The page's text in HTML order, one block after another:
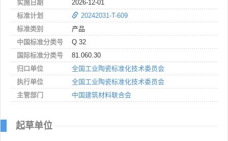
实施日期
2026-12-01
标准计划
20242031-T-609
标准类别
产品
中国标准分类号
Q 32
国际标准分类号
81.060.30
归口单位
全国工业陶瓷标准化技术委员会
执行单位
全国工业陶瓷标准化技术委员会
主管部门
中国建筑材料联合会
起草单位